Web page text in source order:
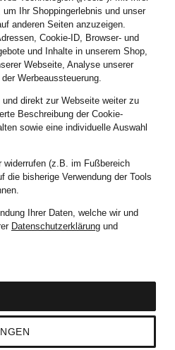
Ihr Shoppingerlebnis und unser
anderen Seiten anzuzeigen.
Cookie-ID, Browser- und
und Inhalte in unserem Shop,
Webseite, Analyse unserer
Werbeaussteuerung.
direkt zur Webseite weiter zu
Beschreibung der Cookie-
sowie eine individuelle Auswahl
widerrufen (z.B. im Fußbereich
die bisherige Verwendung der Tools
Ihrer Daten, welche wir und
Datenschutzerklärung und